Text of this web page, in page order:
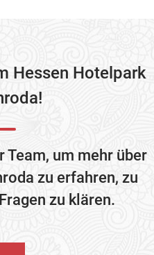
Hessen Hotelpark
Team, um mehr über
zu erfahren, zu
zu klären.